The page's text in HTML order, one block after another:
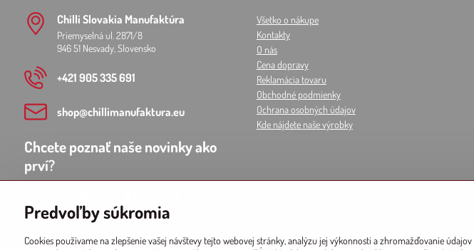
Chilli Slovakia Manufaktúra
Priemyselná ul. 2871/8
946 51 Nesvady, Slovensko
+421 905 335 691
shop​@chillimanufaktura​.eu
Chcete poznať naše novinky ako
prví?
Spotify
Všetko o nákupe
Kontakty
O nás
Cena dopravy
Reklamácia tovaru
Obchodné podmienky
Ochrana osobných údajov
Kde nájdete naše výrobky
Predvoľby súkromia
Cookies používame na zlepšenie vašej návštevy tejto webovej stránky, analýzu jej výkonnosti a zhromažďovanie